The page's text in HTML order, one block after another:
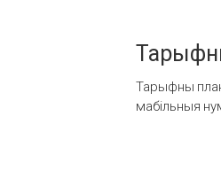
Тарыфны
мабільныя